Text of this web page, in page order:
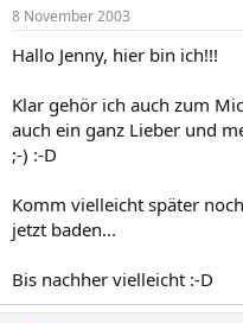
8 November 2003
Hallo Jenny, hier bin ich!!!
Klar gehör ich auch zum
auch ein ganz Lieber und
;-) :-D
Komm vielleicht später
jetzt baden...
Bis nachher vielleicht :-D